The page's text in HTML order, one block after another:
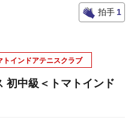
拍手1
トインドアテニスクラブ
初中級＜トマトインド